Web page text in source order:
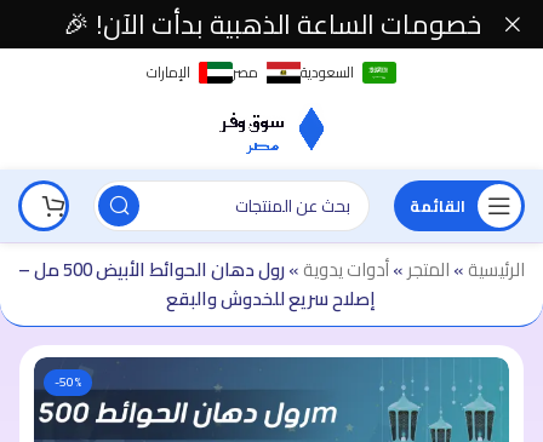
السعودية مصر الإمارات
القائمة
الرئيسية»المتجر»أدوات يدوية»
رول دهان الحوائط الأبيض 500 مل –
إصلاح سريع للخدوش والبقع
-50%
خصومات الساعة الذهبية بدأت الآن! 🎉